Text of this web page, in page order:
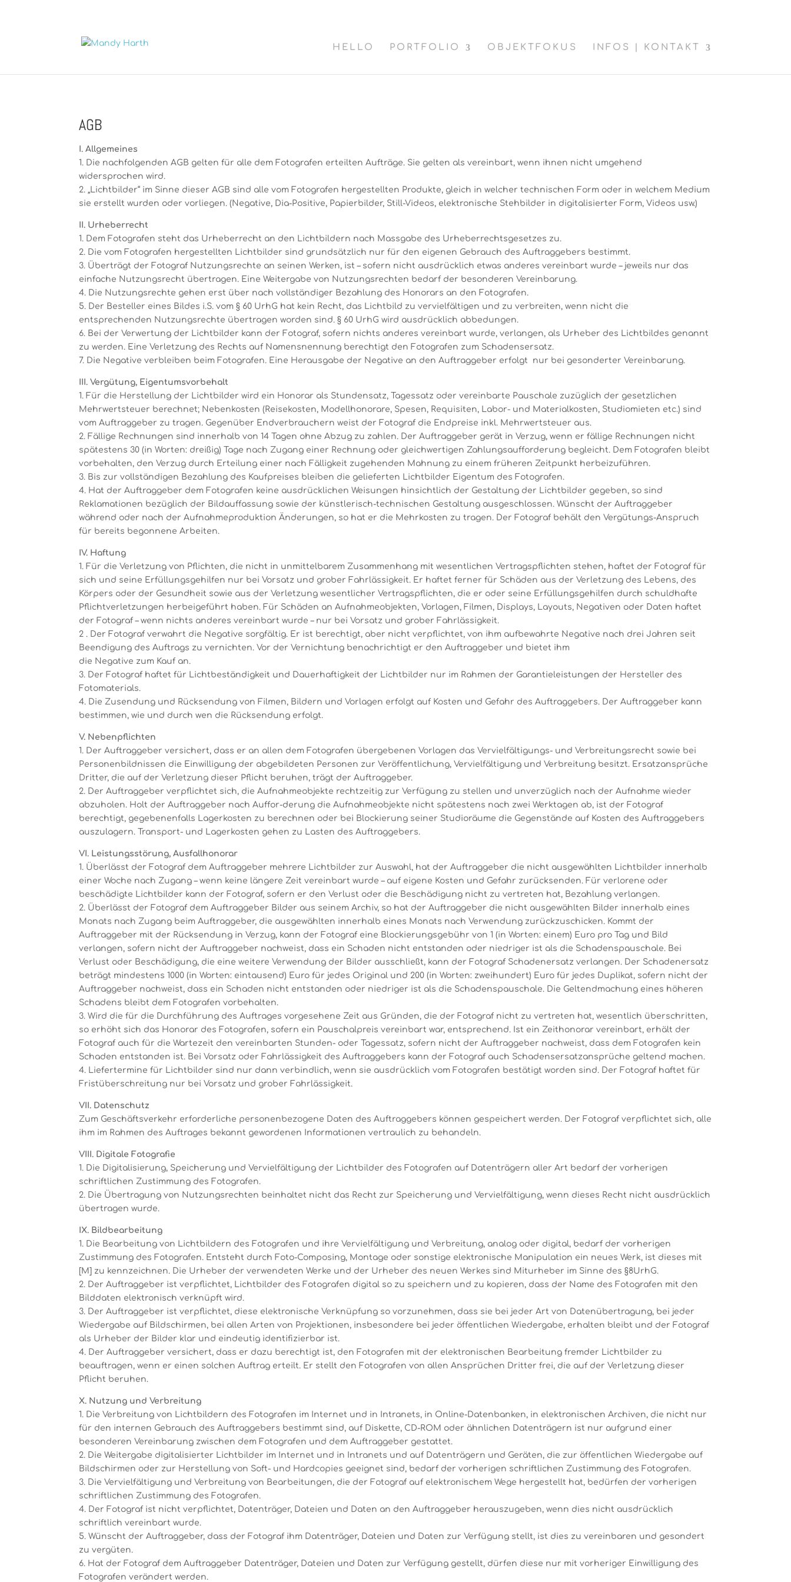
HELLO PORTFOLIO OBJEKTFOKUS INFOS | KONTAKT
AGB
I. Allgemeines
1. Die nachfolgenden AGB gelten für alle dem Fotografen erteilten Aufträge. Sie gelten als vereinbart, wenn ihnen nicht umgehend
widersprochen wird.
2. „Lichtbilder“ im Sinne dieser AGB sind alle vom Fotografen hergestellten Produkte, gleich in welcher technischen Form oder in welchem Medium
sie erstellt wurden oder vorliegen. (Negative, Dia-Positive, Papierbilder, Still-Videos, elektronische Stehbilder in digitalisierter Form, Videos usw.)
II. Urheberrecht
1. Dem Fotografen steht das Urheberrecht an den Lichtbildern nach Massgabe des Urheberrechtsgesetzes zu.
2. Die vom Fotografen hergestellten Lichtbilder sind grundsätzlich nur für den eigenen Gebrauch des Auftraggebers bestimmt.
3. Überträgt der Fotograf Nutzungsrechte an seinen Werken, ist – sofern nicht ausdrücklich etwas anderes vereinbart wurde – jeweils nur das
einfache Nutzungsrecht übertragen. Eine Weitergabe von Nutzungsrechten bedarf der besonderen Vereinbarung.
4. Die Nutzungsrechte gehen erst über nach vollständiger Bezahlung des Honorars an den Fotografen.
5. Der Besteller eines Bildes i.S. vom § 60 UrhG hat kein Recht, das Lichtbild zu vervielfältigen und zu verbreiten, wenn nicht die
entsprechenden Nutzungsrechte übertragen worden sind. § 60 UrhG wird ausdrücklich abbedungen.
6. Bei der Verwertung der Lichtbilder kann der Fotograf, sofern nichts anderes vereinbart wurde, verlangen, als Urheber des Lichtbildes genannt
zu werden. Eine Verletzung des Rechts auf Namensnennung berechtigt den Fotografen zum Schadensersatz.
7. Die Negative verbleiben beim Fotografen. Eine Herausgabe der Negative an den Auftraggeber erfolgt nur bei gesonderter Vereinbarung.
III. Vergütung, Eigentumsvorbehalt
1. Für die Herstellung der Lichtbilder wird ein Honorar als Stundensatz, Tagessatz oder vereinbarte Pauschale zuzüglich der gesetzlichen
Mehrwertsteuer berechnet; Nebenkosten (Reisekosten, Modellhonorare, Spesen, Requisiten, Labor- und Materialkosten, Studiomieten etc.) sind
vom Auftraggeber zu tragen. Gegenüber Endverbrauchern weist der Fotograf die Endpreise inkl. Mehrwertsteuer aus.
2. Fällige Rechnungen sind innerhalb von 14 Tagen ohne Abzug zu zahlen. Der Auftraggeber gerät in Verzug, wenn er fällige Rechnungen nicht
spätestens 30 (in Worten: dreißig) Tage nach Zugang einer Rechnung oder gleichwertigen Zahlungsaufforderung begleicht. Dem Fotografen bleibt
vorbehalten, den Verzug durch Erteilung einer nach Fälligkeit zugehenden Mahnung zu einem früheren Zeitpunkt herbeizuführen.
3. Bis zur vollständigen Bezahlung des Kaufpreises bleiben die gelieferten Lichtbilder Eigentum des Fotografen.
4. Hat der Auftraggeber dem Fotografen keine ausdrücklichen Weisungen hinsichtlich der Gestaltung der Lichtbilder gegeben, so sind
Reklamationen bezüglich der Bildauffassung sowie der künstlerisch-technischen Gestaltung ausgeschlossen. Wünscht der Auftraggeber
während oder nach der Aufnahmeproduktion Änderungen, so hat er die Mehrkosten zu tragen. Der Fotograf behält den Vergütungs-Anspruch
für bereits begonnene Arbeiten.
IV. Haftung
1. Für die Verletzung von Pflichten, die nicht in unmittelbarem Zusammenhang mit wesentlichen Vertragspflichten stehen, haftet der Fotograf für
sich und seine Erfüllungsgehilfen nur bei Vorsatz und grober Fahrlässigkeit. Er haftet ferner für Schäden aus der Verletzung des Lebens, des
Körpers oder der Gesundheit sowie aus der Verletzung wesentlicher Vertragspflichten, die er oder seine Erfüllungsgehilfen durch schuldhafte
Pflichtverletzungen herbeigeführt haben. Für Schäden an Aufnahmeobjekten, Vorlagen, Filmen, Displays, Layouts, Negativen oder Daten haftet
der Fotograf – wenn nichts anderes vereinbart wurde – nur bei Vorsatz und grober Fahrlässigkeit.
2 . Der Fotograf verwahrt die Negative sorgfältig. Er ist berechtigt, aber nicht verpflichtet, von ihm aufbewahrte Negative nach drei Jahren seit
Beendigung des Auftrags zu vernichten. Vor der Vernichtung benachrichtigt er den Auftraggeber und bietet ihm
die Negative zum Kauf an.
3. Der Fotograf haftet für Lichtbeständigkeit und Dauerhaftigkeit der Lichtbilder nur im Rahmen der Garantieleistungen der Hersteller des
Fotomaterials.
4. Die Zusendung und Rücksendung von Filmen, Bildern und Vorlagen erfolgt auf Kosten und Gefahr des Auftraggebers. Der Auftraggeber kann
bestimmen, wie und durch wen die Rücksendung erfolgt.
V. Nebenpflichten
1. Der Auftraggeber versichert, dass er an allen dem Fotografen übergebenen Vorlagen das Vervielfältigungs- und Verbreitungsrecht sowie bei
Personenbildnissen die Einwilligung der abgebildeten Personen zur Veröffentlichung, Vervielfältigung und Verbreitung besitzt. Ersatzansprüche
Dritter, die auf der Verletzung dieser Pflicht beruhen, trägt der Auftraggeber.
2. Der Auftraggeber verpflichtet sich, die Aufnahmeobjekte rechtzeitig zur Verfügung zu stellen und unverzüglich nach der Aufnahme wieder
abzuholen. Holt der Auftraggeber nach Auffor-derung die Aufnahmeobjekte nicht spätestens nach zwei Werktagen ab, ist der Fotograf
berechtigt, gegebenenfalls Lagerkosten zu berechnen oder bei Blockierung seiner Studioräume die Gegenstände auf Kosten des Auftraggebers
auszulagern. Transport- und Lagerkosten gehen zu Lasten des Auftraggebers.
VI. Leistungsstörung, Ausfallhonorar
1. Überlässt der Fotograf dem Auftraggeber mehrere Lichtbilder zur Auswahl, hat der Auftraggeber die nicht ausgewählten Lichtbilder innerhalb
einer Woche nach Zugang – wenn keine längere Zeit vereinbart wurde – auf eigene Kosten und Gefahr zurücksenden. Für verlorene oder
beschädigte Lichtbilder kann der Fotograf, sofern er den Verlust oder die Beschädigung nicht zu vertreten hat, Bezahlung verlangen.
2. Überlässt der Fotograf dem Auftraggeber Bilder aus seinem Archiv, so hat der Auftraggeber die nicht ausgewählten Bilder innerhalb eines
Monats nach Zugang beim Auftraggeber, die ausgewählten innerhalb eines Monats nach Verwendung zurückzuschicken. Kommt der
Auftraggeber mit der Rücksendung in Verzug, kann der Fotograf eine Blockierungsgebühr von 1 (in Worten: einem) Euro pro Tag und Bild
verlangen, sofern nicht der Auftraggeber nachweist, dass ein Schaden nicht entstanden oder niedriger ist als die Schadenspauschale. Bei
Verlust oder Beschädigung, die eine weitere Verwendung der Bilder ausschließt, kann der Fotograf Schadenersatz verlangen. Der Schadenersatz
beträgt mindestens 1000 (in Worten: eintausend) Euro für jedes Original und 200 (in Worten: zweihundert) Euro für jedes Duplikat, sofern nicht der
Auftraggeber nachweist, dass ein Schaden nicht entstanden oder niedriger ist als die Schadenspauschale. Die Geltendmachung eines höheren
Schadens bleibt dem Fotografen vorbehalten.
3. Wird die für die Durchführung des Auftrages vorgesehene Zeit aus Gründen, die der Fotograf nicht zu vertreten hat, wesentlich überschritten,
so erhöht sich das Honorar des Fotografen, sofern ein Pauschalpreis vereinbart war, entsprechend. Ist ein Zeithonorar vereinbart, erhält der
Fotograf auch für die Wartezeit den vereinbarten Stunden- oder Tagessatz, sofern nicht der Auftraggeber nachweist, dass dem Fotografen kein
Schaden entstanden ist. Bei Vorsatz oder Fahrlässigkeit des Auftraggebers kann der Fotograf auch Schadensersatzansprüche geltend machen.
4. Liefertermine für Lichtbilder sind nur dann verbindlich, wenn sie ausdrücklich vom Fotografen bestätigt worden sind. Der Fotograf haftet für
Fristüberschreitung nur bei Vorsatz und grober Fahrlässigkeit.
VII. Datenschutz
Zum Geschäftsverkehr erforderliche personenbezogene Daten des Auftraggebers können gespeichert werden. Der Fotograf verpflichtet sich, alle
ihm im Rahmen des Auftrages bekannt gewordenen Informationen vertraulich zu behandeln.
VIII. Digitale Fotografie
1. Die Digitalisierung, Speicherung und Vervielfältigung der Lichtbilder des Fotografen auf Datenträgern aller Art bedarf der vorherigen
schriftlichen Zustimmung des Fotografen.
2. Die Übertragung von Nutzungsrechten beinhaltet nicht das Recht zur Speicherung und Vervielfältigung, wenn dieses Recht nicht ausdrücklich
übertragen wurde.
IX. Bildbearbeitung
1. Die Bearbeitung von Lichtbildern des Fotografen und ihre Vervielfältigung und Verbreitung, analog oder digital, bedarf der vorherigen
Zustimmung des Fotografen. Entsteht durch Foto-Composing, Montage oder sonstige elektronische Manipulation ein neues Werk, ist dieses mit
[M] zu kennzeichnen. Die Urheber der verwendeten Werke und der Urheber des neuen Werkes sind Miturheber im Sinne des §8UrhG.
2. Der Auftraggeber ist verpflichtet, Lichtbilder des Fotografen digital so zu speichern und zu kopieren, dass der Name des Fotografen mit den
Bilddaten elektronisch verknüpft wird.
3. Der Auftraggeber ist verpflichtet, diese elektronische Verknüpfung so vorzunehmen, dass sie bei jeder Art von Datenübertragung, bei jeder
Wiedergabe auf Bildschirmen, bei allen Arten von Projektionen, insbesondere bei jeder öffentlichen Wiedergabe, erhalten bleibt und der Fotograf
als Urheber der Bilder klar und eindeutig identifizierbar ist.
4. Der Auftraggeber versichert, dass er dazu berechtigt ist, den Fotografen mit der elektronischen Bearbeitung fremder Lichtbilder zu
beauftragen, wenn er einen solchen Auftrag erteilt. Er stellt den Fotografen von allen Ansprüchen Dritter frei, die auf der Verletzung dieser
Pflicht beruhen.
X. Nutzung und Verbreitung
1. Die Verbreitung von Lichtbildern des Fotografen im Internet und in Intranets, in Online-Datenbanken, in elektronischen Archiven, die nicht nur
für den internen Gebrauch des Auftraggebers bestimmt sind, auf Diskette, CD-ROM oder ähnlichen Datenträgern ist nur aufgrund einer
besonderen Vereinbarung zwischen dem Fotografen und dem Auftraggeber gestattet.
2. Die Weitergabe digitalisierter Lichtbilder im Internet und in Intranets und auf Datenträgern und Geräten, die zur öffentlichen Wiedergabe auf
Bildschirmen oder zur Herstellung von Soft- und Hardcopies geeignet sind, bedarf der vorherigen schriftlichen Zustimmung des Fotografen.
3. Die Vervielfältigung und Verbreitung von Bearbeitungen, die der Fotograf auf elektronischem Wege hergestellt hat, bedürfen der vorherigen
schriftlichen Zustimmung des Fotografen.
4. Der Fotograf ist nicht verpflichtet, Datenträger, Dateien und Daten an den Auftraggeber herauszugeben, wenn dies nicht ausdrücklich
schriftlich vereinbart wurde.
5. Wünscht der Auftraggeber, dass der Fotograf ihm Datenträger, Dateien und Daten zur Verfügung stellt, ist dies zu vereinbaren und gesondert
zu vergüten.
6. Hat der Fotograf dem Auftraggeber Datenträger, Dateien und Daten zur Verfügung gestellt, dürfen diese nur mit vorheriger Einwilligung des
Fotografen verändert werden.